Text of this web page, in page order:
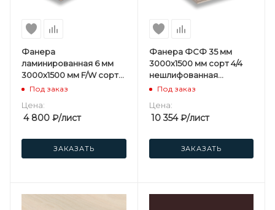
Фанера
ламинированная 6 мм
3000х1500 мм F/W сорт
1/1 березовая
Под заказ
Цена:
4 800 ₽/лист
ЗАКАЗАТЬ
Фанера ФСФ 35 мм
3000х1500 мм сорт 4/4
нешлифованная
березовая
Под заказ
Цена:
10 354₽/лист
ЗАКАЗАТЬ